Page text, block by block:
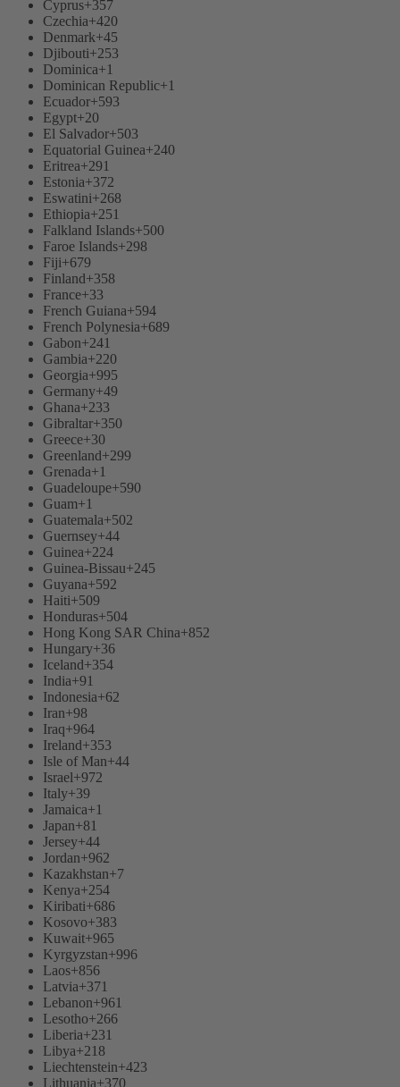
Cyprus+357
Czechia+420
Denmark+45
Djibouti+253
Dominica+1
Dominican Republic+1
Ecuador+593
Egypt+20
El Salvador+503
Equatorial Guinea+240
Eritrea+291
Estonia+372
Eswatini+268
Ethiopia+251
Falkland Islands+500
Faroe Islands+298
Fiji+679
Finland+358
France+33
French Guiana+594
French Polynesia+689
Gabon+241
Gambia+220
Georgia+995
Germany+49
Ghana+233
Gibraltar+350
Greece+30
Greenland+299
Grenada+1
Guadeloupe+590
Guam+1
Guatemala+502
Guernsey+44
Guinea+224
Guinea-Bissau+245
Guyana+592
Haiti+509
Honduras+504
Hong Kong SAR China+852
Hungary+36
Iceland+354
India+91
Indonesia+62
Iran+98
Iraq+964
Ireland+353
Isle of Man+44
Israel+972
Italy+39
Jamaica+1
Japan+81
Jersey+44
Jordan+962
Kazakhstan+7
Kenya+254
Kiribati+686
Kosovo+383
Kuwait+965
Kyrgyzstan+996
Laos+856
Latvia+371
Lebanon+961
Lesotho+266
Liberia+231
Libya+218
Liechtenstein+423
Lithuania+370